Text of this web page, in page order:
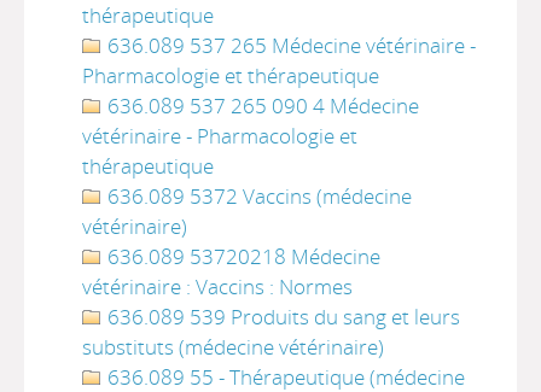
thérapeutique
636.089 537 265 Médecine vétérinaire -
Pharmacologie et thérapeutique
636.089 537 265 090 4 Médecine
vétérinaire - Pharmacologie et
thérapeutique
636.089 5372 Vaccins (médecine
vétérinaire)
636.089 53720218 Médecine
vétérinaire : Vaccins : Normes
636.089 539 Produits du sang et leurs
substituts (médecine vétérinaire)
636.089 55 - Thérapeutique (médecine